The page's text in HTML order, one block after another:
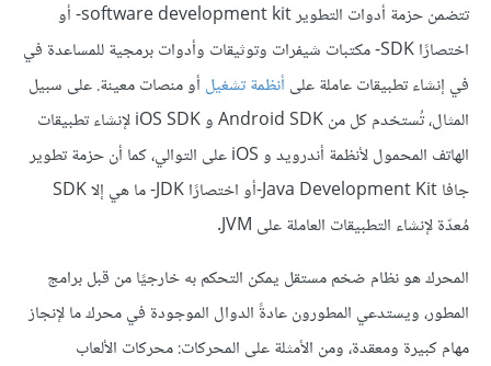
تتضمن حزمة أدوات التطوير software development kit- أو
اختصارًا SDK- مكتبات شيفرات وتوثيقات وأدوات برمجية للمساعدة في
في إنشاء تطبيقات عاملة على أنظمة تشغيل أو منصات معينة. على سبيل
المثال، تُستخدم كل من Android SDK و iOS SDK لإنشاء تطبيقات
الهاتف المحمول لأنظمة أندرويد و iOS على التوالي، كما أن حزمة تطوير
جافا Java Development Kit-أو اختصارًا JDK- ما هي إلا SDK
مُعدّة لإنشاء التطبيقات العاملة على JVM.
المحرك هو نظام ضخم مستقل يمكن التحكم به خارجيًا من قبل برامج
المطور، ويستدعي المطورون عادةً الدوال الموجودة في محرك ما لإنجاز
مهام كبيرة ومعقدة، ومن الأمثلة على المحركات: محركات الألعاب